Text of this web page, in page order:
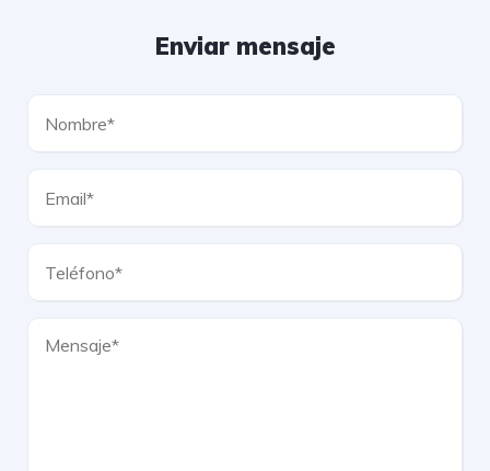
Enviar mensaje